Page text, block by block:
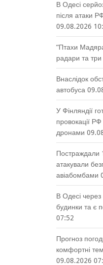
В Одесі
після атаки
09.08.2026
“Птахи
радари та
Внаслідок
автобуса
У Фінляндії
провокації
дронами
Постраждали
атакували
авіабомбами
В Одесі через
будинки та є
07:52
Прогноз
комфортні
09.08.2026